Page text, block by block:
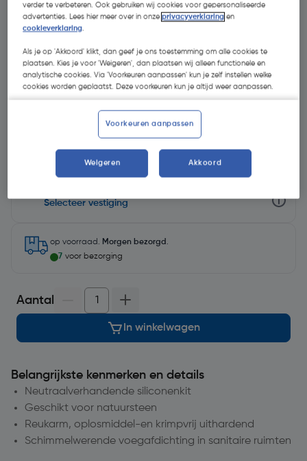
€ 7,95
€ 4,27
Kies productvariant(9)
Selecteer winkel - Bekijk voorraadniveaus en haal binnen 10
Selecteer vestiging
op voorraad. Morgen bezorgd .
7 voor bezorging
Aantal
In winkelwagen
Belangrijkste kenmerken en details
Neutraalverhandende siliconenkit
Geschikt voor natuursteen
Reukarm, oplosmiddel-en krimpvrij uithardend
Schimmelwerende voegafdichting in sanitaire ruimten
verder te verbeteren. Ook gebruiken wij cookies voor gepersonaliseerde
advertenties. Lees hier meer over in onzeprivacyverklaring en
cookieverklaring.
Als je op 'Akkoord' klikt, dan geef je ons toestemming om alle cookies te
plaatsen. Kies je voor 'Weigeren', dan plaatsen wij alleen functionele en
analytische cookies. Via 'Voorkeuren aanpassen' kun je zelf instellen welke
cookies worden geplaatst. Deze voorkeuren kun je altijd weer aanpassen.
Voorkeuren aanpassen
Weigeren Akkoord